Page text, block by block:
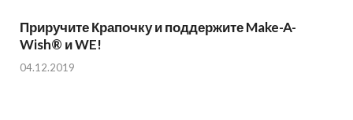
Приручите Крапочку и поддержите Make-A-
Wish® и WE!
04.12.2019